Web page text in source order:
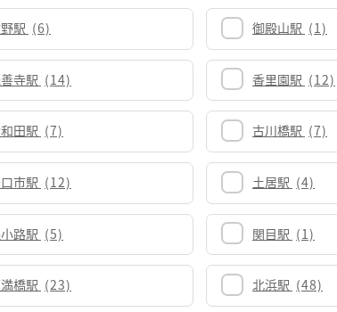
駅 (6) 御殿山駅 (1)
寺駅 (14) 香里園駅 (12)
田駅 (7) 古川橋駅 (7)
市駅 (12) 土居駅 (4)
路駅 (5) 関目駅 (1)
橋駅 (23) 北浜駅 (48)